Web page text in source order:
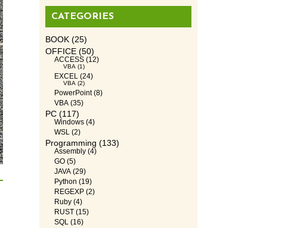
CATEGORIES
BOOK(25)
OFFICE(50)
ACCESS(12)
VBA (1)
EXCEL (24)
VBA (2)
PowerPoint(8)
VBA(35)
PC(117)
Windows(4)
WSL
(2)
Programming (133)
Assembly(4)
GO(5)
JAVA(29)
Python (19)
REGEXP(2)
Ruby(4)
RUST(15)
SQL
(16)